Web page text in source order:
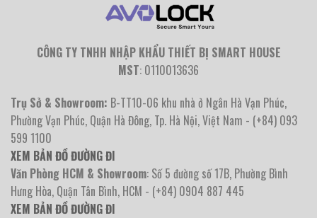
CÔNG TY TNHH NHẬP KHẨU THIẾT BỊ SMART HOUSE
MST: 0110013636
Trụ Sở & Showroom: B-TT10-06 khu nhà ở Ngân Hà Vạn Phúc,
Phường Vạn Phúc, Quận Hà Đông, Tp. Hà Nội, Việt Nam - (+84) 093
599 1100
XEM BẢN ĐỒ ĐƯỜNG ĐI
Văn Phòng HCM & Showroom: Số 5 đường số 17B, Phường Bình
Hưng Hòa, Quận Tân Bình, HCM - (+84) 0904 887 445
XEM BẢN ĐỒ ĐƯỜNG ĐI